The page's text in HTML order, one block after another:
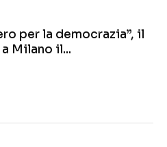
per la democrazia”, il
Milano il...